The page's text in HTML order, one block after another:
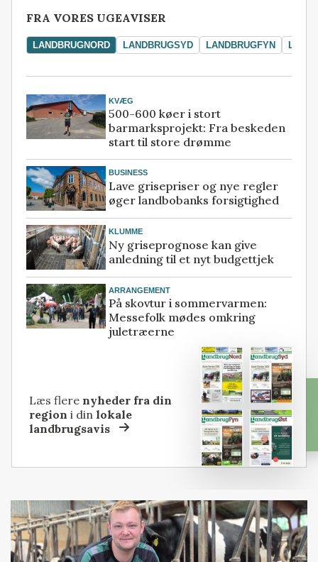
FRA VORES UGEAVISER
LANDBRUGNORD LANDBRUGSYD LANDBRUGFYN
KVÆG
500-600 køer i stort
barmarksprojekt: Fra beskeden
start til store drømme
BUSINESS
Lave grisepriser og nye regler
øger landbobanks forsigtighed
KLUMME
Ny griseprognose kan give
anledning til et nyt budgettjek
ARRANGEMENT
På skovtur i sommervarmen:
Messefolk mødes omkring
juletræerne
Læs flere nyheder fra din
region i dinlokale
landbrugsavis